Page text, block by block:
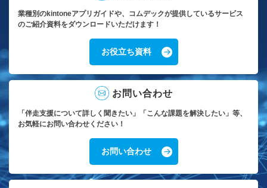
業種別のkintoneアプリガイドや、コムデックが提供しているサービス
のご紹介資料をダウンロードいただけます！
お役立ち資料
お問い合わせ
「伴走支援について詳しく聞きたい」「こんな課題を解決したい」等、
お気軽にお問い合わせください！
お問い合わせ